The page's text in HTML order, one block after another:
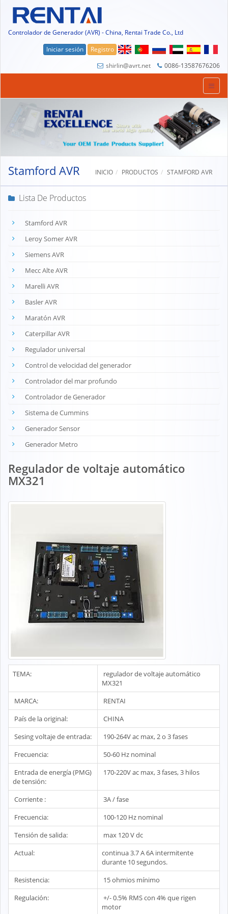
Controlador de Generador (AVR) - China, Rentai Trade Co., Ltd
Iniciar sesión
Registro
shirlin@avrt.net
0086-13587676206
Stamford AVR INICIO PRODUCTOS STAMFORD AVR
Lista De Productos
Stamford AVR
Leroy Somer AVR
Siemens AVR
Mecc Alte AVR
Marelli AVR
Basler AVR
Maratón AVR
Caterpillar AVR
Regulador universal
Control de velocidad del generador
Controlador del mar profundo
Controlador de Generador
Sistema de Cummins
Generador Sensor
Generador Metro
Regulador de voltaje automático
MX321
TEMA:
regulador de voltaje automático
MX321
MARCA:
RENTAI
País de la original:
CHINA
Sesing voltaje de entrada:
190-264V ac max, 2 o 3 fases
Frecuencia:
50-60 Hz nominal
Entrada de energía (PMG)
de tensión:
170-220V ac max, 3 fases, 3 hilos
Corriente :
3A / fase
Frecuencia:
100-120 Hz nominal
Tensión de salida:
max 120 V dc
Actual:
continua 3.7 A 6A intermitente
durante 10 segundos.
Resistencia:
15 ohmios mínimo
Regulación:
+/- 0.5% RMS con 4% que rigen
motor